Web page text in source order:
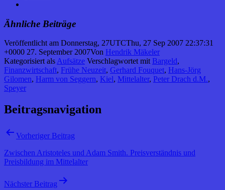
Ähnliche Beiträge
Veröffentlicht am Donnerstag, 27UTCThu, 27 Sep 2007 22:37:31
+0000 27. September 2007Von Hendrik Mäkeler
Kategorisiert als Aufsätze Verschlagwortet mit Bargeld,
Finanzwirtschaft, Frühe Neuzeit, Gerhard Fouquet, Hans-Jörg
Gilomen, Harm von Seggern, Kiel, Mittelalter, Peter Drach d.M.,
Speyer
Beitragsnavigation
Vorheriger Beitrag
Zwischen Aristoteles und Adam Smith. Preisverständnis und
Preisbildung im Mittelalter
Nächster Beitrag